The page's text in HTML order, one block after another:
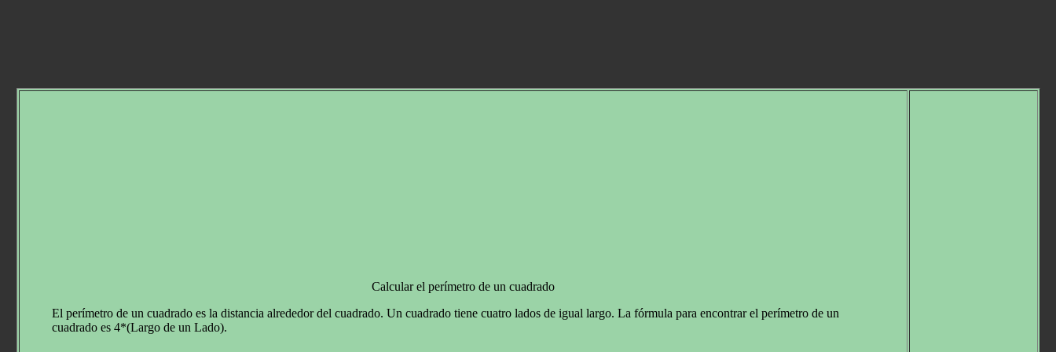
Calcular el perímetro de un cuadrado
El perímetro de un cuadrado es la distancia alrededor del cuadrado. Un cuadrado tiene cuatro lados de igual largo. La fórmula para encontrar el perímetro de un
cuadrado es 4*(Largo de un Lado).